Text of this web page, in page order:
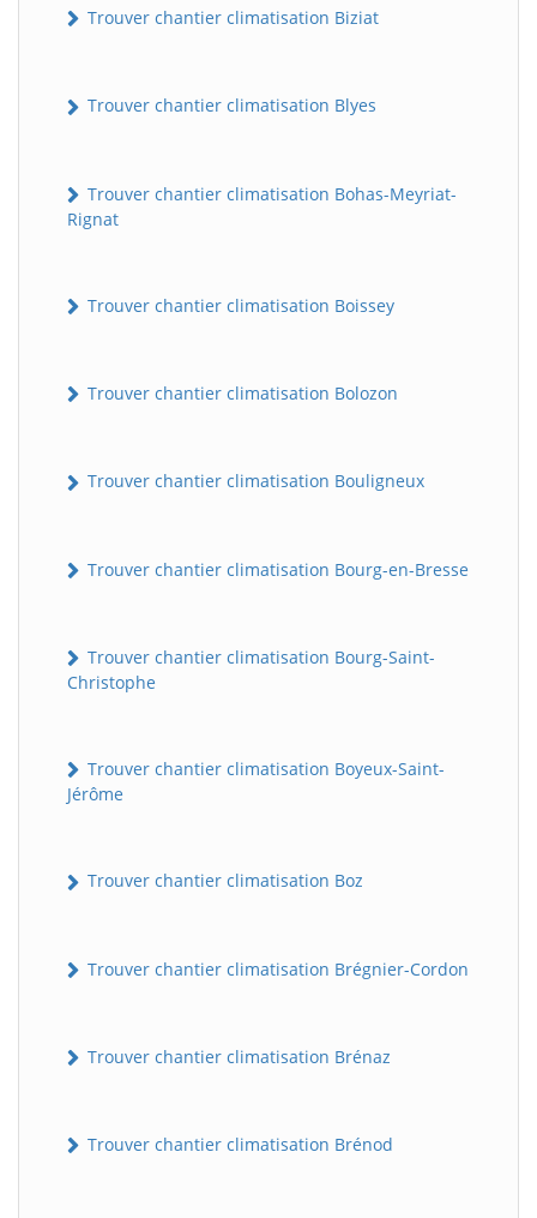
Trouver chantier climatisation Biziat
Trouver chantier climatisation Blyes
Trouver chantier climatisation Bohas-Meyriat-
Rignat
Trouver chantier climatisation Boissey
Trouver chantier climatisation Bolozon
Trouver chantier climatisation Bouligneux
Trouver chantier climatisation Bourg-en-Bresse
Trouver chantier climatisation Bourg-Saint-
Christophe
Trouver chantier climatisation Boyeux-Saint-
Jérôme
Trouver chantier climatisation Boz
Trouver chantier climatisation Brégnier-Cordon
Trouver chantier climatisation Brénaz
Trouver chantier climatisation Brénod